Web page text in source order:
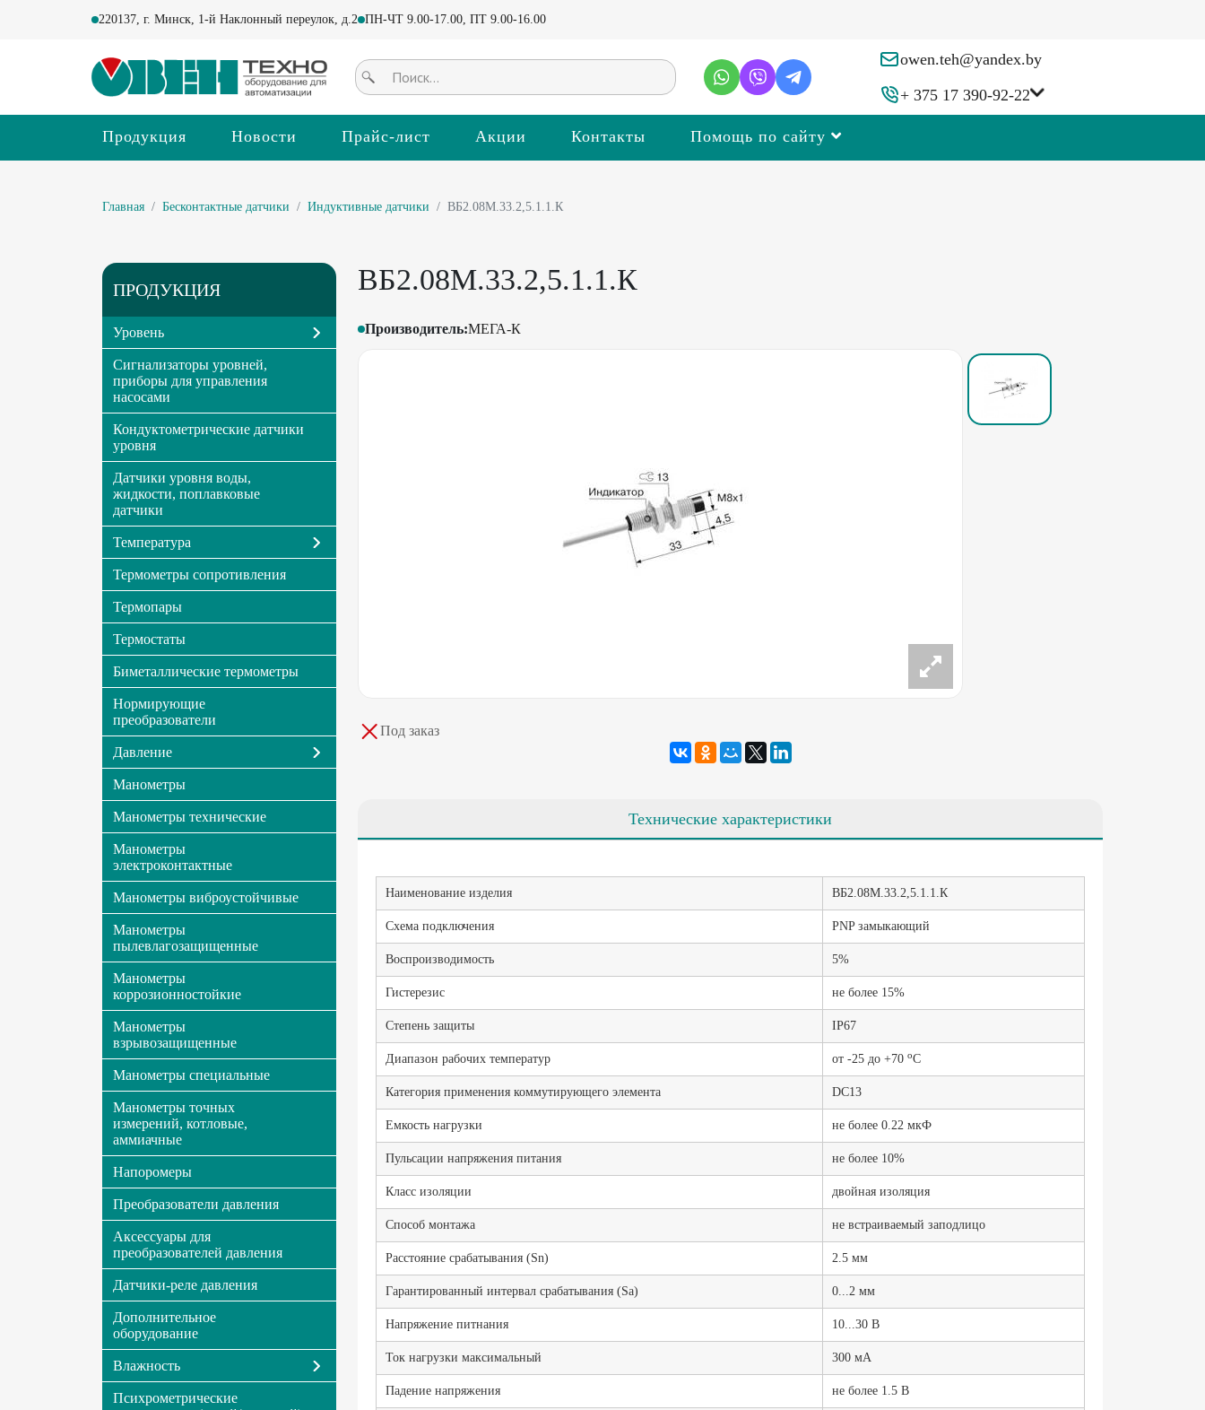
220137, г. Минск, 1-й Наклонный переулок, д.2 ПН-ЧТ 9.00-17.00, ПТ 9.00-16.00
owen.teh@yandex.by
+ 375 17 390-92-22
Продукция Новости Прайс-лист Акции Контакты Помощь по сайту
Главная Бесконтактные датчики Индуктивные датчики ВБ2.08М.33.2,5.1.1.К
ПРОДУКЦИЯ
Уровень
Сигнализаторы уровней,
приборы для управления
насосами
Кондуктометрические датчики
уровня
Датчики уровня воды,
жидкости, поплавковые
датчики
Температура
Термометры сопротивления
Термопары
Термостаты
Биметаллические термометры
Нормирующие
преобразователи
Давление
Манометры
Манометры технические
Манометры
электроконтактные
Манометры виброустойчивые
Манометры
пылевлагозащищенные
Манометры
коррозионностойкие
Манометры
взрывозащищенные
Манометры специальные
Манометры точных
измерений, котловые,
аммиачные
Напоромеры
Преобразователи давления
Аксессуары для
преобразователей давления
Датчики-реле давления
Дополнительное
оборудование
Влажность
Психрометрические
ВБ2.08М.33.2,5.1.1.К
Производитель:МЕГА-К
Под заказ
Технические характеристики
Наименование изделия ВБ2.08М.33.2,5.1.1.К
Схема подключения PNP замыкающий
Воспроизводимость 5%
Гистерезис не более 15%
Степень защиты IP67
Диапазон рабочих температур от -25 до +70 оС
Категория применения коммутирующего элемента DC13
Емкость нагрузки не более 0.22 мкФ
Пульсации напряжения питания не более 10%
Класс изоляции двойная изоляция
Способ монтажа не встраиваемый заподлицо
Расстояние срабатывания (Sn) 2.5 мм
Гарантированный интервал срабатывания (Sa) 0...2 мм
Напряжение питнания 10...30 В
Ток нагрузки максимальный 300 мА
Падение напряжения не более 1.5 В